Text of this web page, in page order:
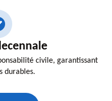
civile, garantissant
durables.